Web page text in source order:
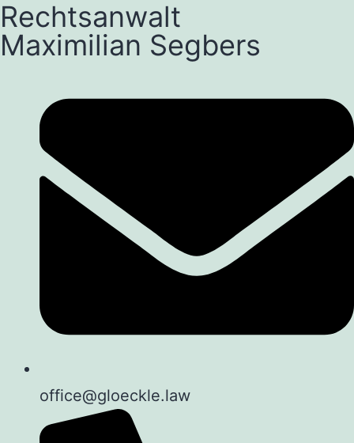
Rechtsanwalt
Maximilian Segbers
office@gloeckle.law